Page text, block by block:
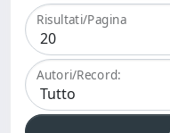
Risultati/Pagina
Autori/Record: